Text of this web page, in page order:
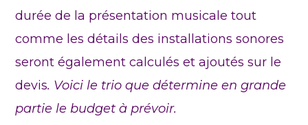
durée de la présentation musicale tout
comme les détails des installations sonores
seront également calculés et ajoutés sur le
devis. Voici le trio que détermine en grande
partie le budget à prévoir.